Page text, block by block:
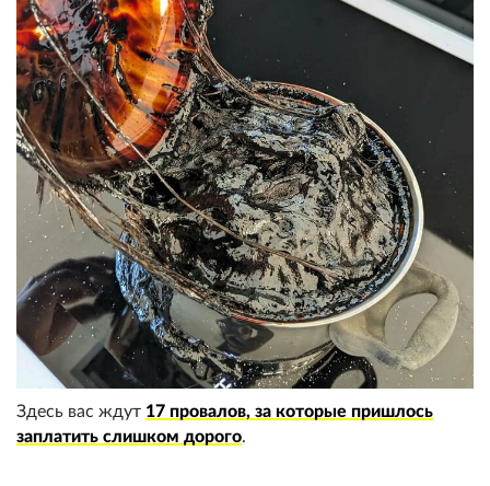
Здесь вас ждут 17 провалов, за которые пришлось
заплатить слишком дорого.